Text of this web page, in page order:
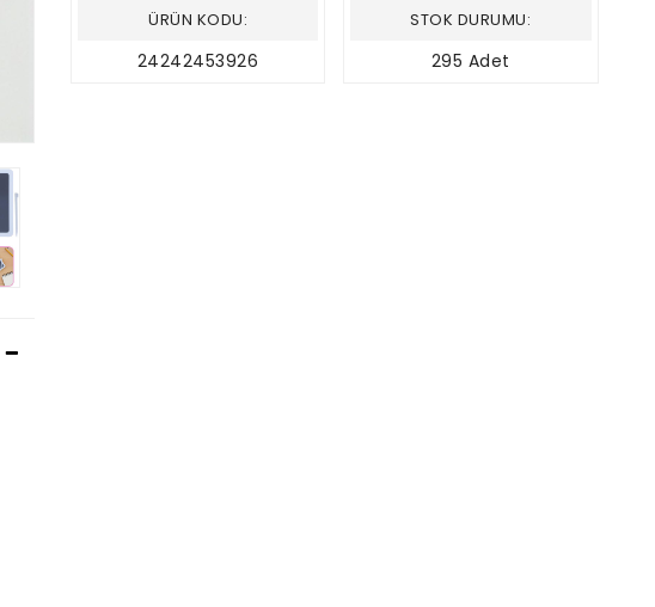
ÜRÜN KODU:
24242453926
STOK DURUMU:
295 Adet